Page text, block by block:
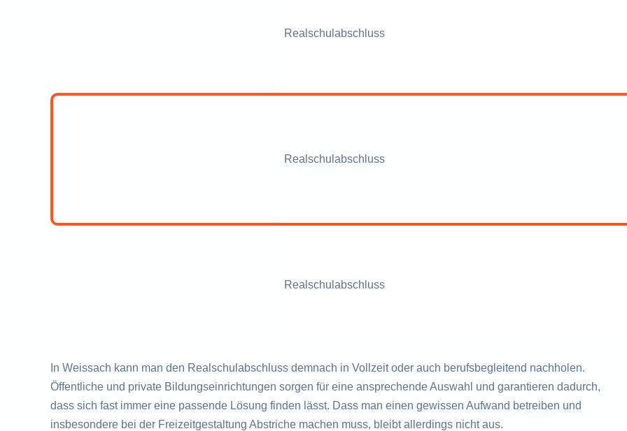
Realschulabschluss
Realschulabschluss
Realschulabschluss
In Weissach kann man den Realschulabschluss demnach in Vollzeit oder auch berufsbegleitend nachholen.
Öffentliche und private Bildungseinrichtungen sorgen für eine ansprechende Auswahl und garantieren dadurch,
dass sich fast immer eine passende Lösung finden lässt. Dass man einen gewissen Aufwand betreiben und
insbesondere bei der Freizeitgestaltung Abstriche machen muss, bleibt allerdings nicht aus.